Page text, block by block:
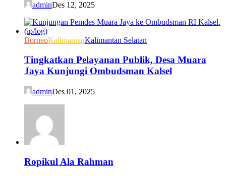
adminDes 12, 2025
BorneoKalimantanKalimantan Selatan
Tingkatkan Pelayanan Publik, Desa Muara
Jaya Kunjungi Ombudsman Kalsel
adminDes 01, 2025
Ropikul Ala Rahman